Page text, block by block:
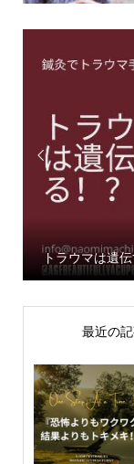

春の訪れ
最近の